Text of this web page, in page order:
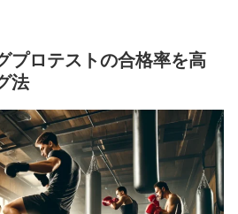
プロテストの合格率を高
法